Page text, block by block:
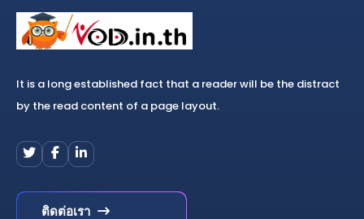
It is a long established fact that a reader will be the distract
by the read content of a page layout.
ติดต่อเรา